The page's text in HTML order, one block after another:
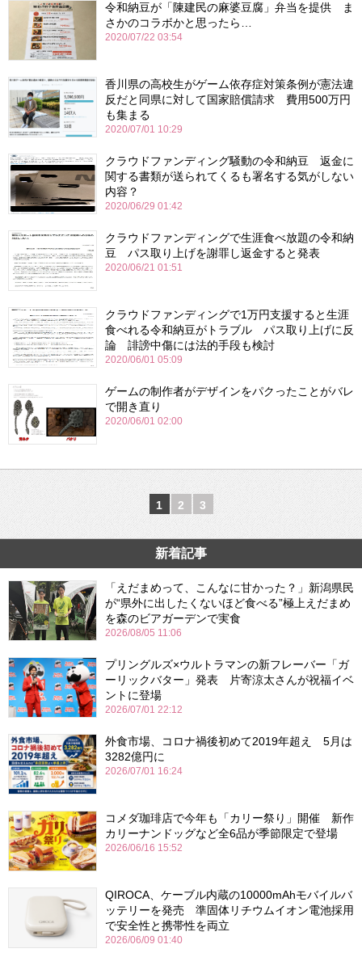
令和納豆が「陳建民の麻婆豆腐」弁当を提供 ま
さかのコラボかと思ったら…
2020/07/22 03:54
香川県の高校生がゲーム依存症対策条例が憲法違
反だと同県に対して国家賠償請求 費用500万円
も集まる
2020/07/01 10:29
クラウドファンディング騒動の令和納豆 返金に
関する書類が送られてくるも署名する気がしない
内容？
2020/06/29 01:42
クラウドファンディングで生涯食べ放題の令和納
豆 パス取り上げを謝罪し返金すると発表
2020/06/21 01:51
クラウドファンディングで1万円支援すると生涯
食べれる令和納豆がトラブル パス取り上げに反
論 誹謗中傷には法的手段も検討
2020/06/01 05:09
ゲームの制作者がデザインをパクったことがバレ
で開き直り
2020/06/01 02:00
1 2 3
新着記事
「えだまめって、こんなに甘かった？」新潟県民
が“県外に出したくないほど食べる”極上えだまめ
を森のビアガーデンで実食
2026/08/05 11:06
プリングルズ×ウルトラマンの新フレーバー「ガ
ーリックバター」発表 片寄涼太さんが祝福イベ
ントに登場
2026/07/01 22:12
外食市場、コロナ禍後初めて2019年超え 5月は
3282億円に
2026/07/01 16:24
コメダ珈琲店で今年も「カリー祭り」開催 新作
カリーナンドッグなど全6品が季節限定で登場
2026/06/16 15:52
QIROCA、ケーブル内蔵の10000mAhモバイルバ
ッテリーを発売 準固体リチウムイオン電池採用
で安全性と携帯性を両立
2026/06/09 01:40